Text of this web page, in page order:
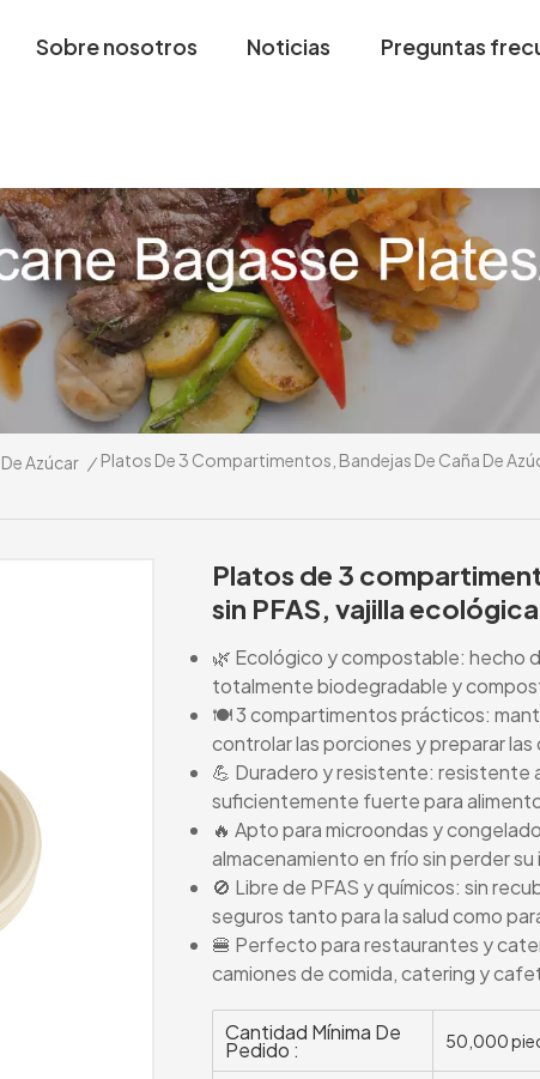
Sobre nosotros Noticias Preguntas
Azúcar / Platos De 3 Compartimentos, Bandejas De Caña De
Platos de 3
sin PFAS, vajilla
🌿 Ecológico y compostable: hecho
totalmente biodegradable y
🍽️ 3 compartimentos prácticos:
controlar las porciones y preparar las
💪 Duradero y resistente: resistente
suficientemente fuerte para
🔥 Apto para microondas y
almacenamiento en frío sin perder
🚫 Libre de PFAS y químicos: sin
seguros tanto para la salud como
🍔 Perfecto para restaurantes y
camiones de comida, catering y
Cantidad Mínima De
Pedido : 50,000